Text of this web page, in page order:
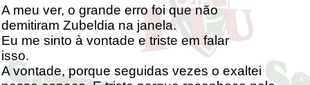
A meu ver, o grande erro foi que não
demitiram Zubeldia na janela.
Eu me sinto à vontade e triste em falar
isso.
A vontade, porque seguidas vezes o exaltei